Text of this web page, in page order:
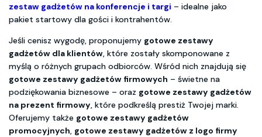
zestaw gadżetów na konferencje i targi – idealne jako
pakiet startowy dla gości i kontrahentów.
Jeśli cenisz wygodę, proponujemy gotowe zestawy
gadżetów dla klientów, które zostały skomponowane z
myślą o różnych grupach odbiorców. Wśród nich znajdują się
gotowe zestawy gadżetów firmowych – świetne na
podziękowania biznesowe – oraz gotowe zestawy gadżetów
na prezent firmowy, które podkreślą prestiż Twojej marki.
Oferujemy także gotowe zestawy gadżetów
promocyjnych, gotowe zestawy gadżetów z logo firmy